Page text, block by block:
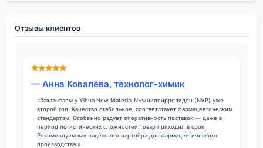
Отзывы клиентов
— Анна Ковалёва, технолог-химик
«Заказываем у Yihua New Material N-винилпирролидон (NVP) уже
второй год. Качество стабильное, соответствует фармацевтическим
стандартам. Особенно радует оперативность поставок — даже в
период логистических сложностей товар приходил в срок.
Рекомендуем как надёжного партнёра для фармацевтического
производства.»